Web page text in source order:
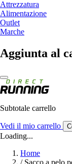
Attrezzatura
Alimentazione
Outlet
Marche
Aggiunta al
Subtotale carrello
Vedi il mio carrello
Loading...
Home
/ Sacco a pelo